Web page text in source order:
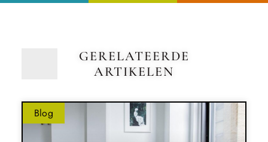
GERELATEERDE
ARTIKELEN
Blog